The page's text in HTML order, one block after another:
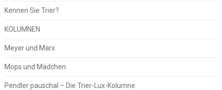
Kennen Sie Trier?
KOLUMNEN
Meyer und Marx
Mops und Mädchen
Pendler pauschal – Die Trier-Lux-Kolumne